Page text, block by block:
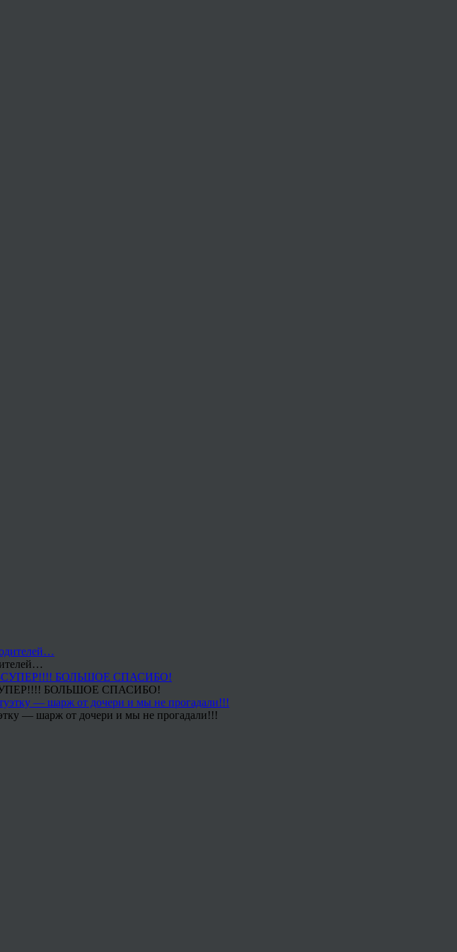
БОЛЬШОЕ СПАСИБО!
— шарж от дочери и мы не прогадали!!!